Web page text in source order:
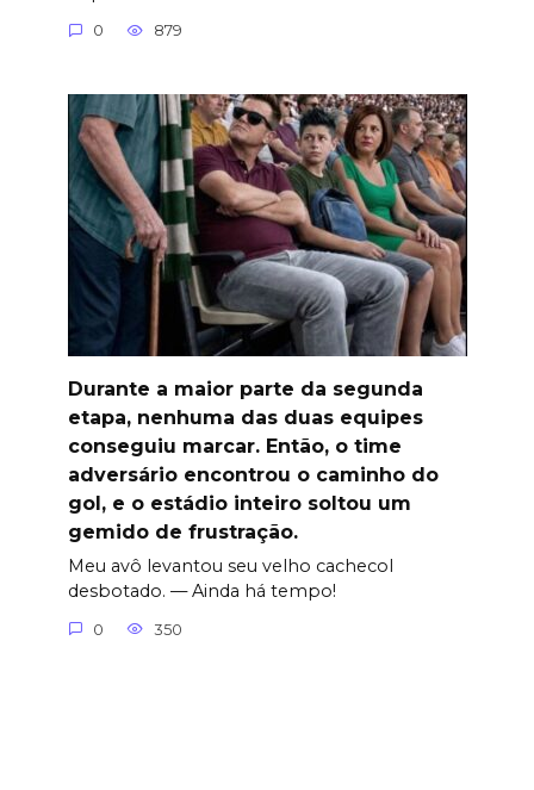
0 879
Durante a maior parte da segunda
etapa, nenhuma das duas equipes
conseguiu marcar. Então, o time
adversário encontrou o caminho do
gol, e o estádio inteiro soltou um
gemido de frustração.
Meu avô levantou seu velho cachecol
desbotado. — Ainda há tempo!
0 350